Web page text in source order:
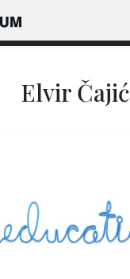
Elvir Čajić